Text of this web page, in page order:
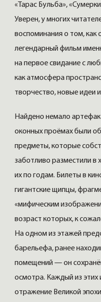
«Тарас Бульба»,
Уверен, у многих
воспоминания о том, как
легендарный фильм
на первое свидание с
как атмосфера
творчество, новые идеи
Найдено немало
оконных проёмах были
предметы, которые
заботливо разместили в
их по годам. Билеты в
гигантские щипцы,
«мифическим
возраст которых, к
На одном из этажей
барельефа, ранее
помещений — он
осмотра. Каждый из
отражение Великой